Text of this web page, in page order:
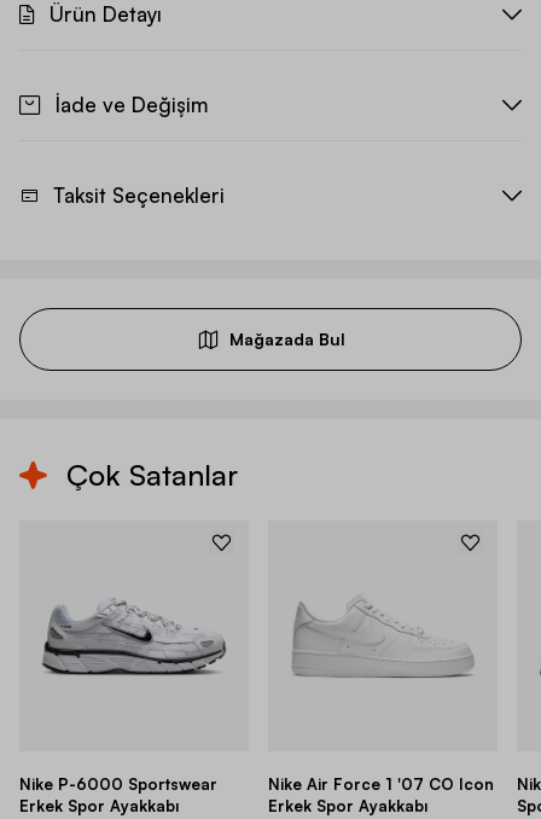
Ürün Detayı
İade ve Değişim
Taksit Seçenekleri
Mağazada Bul
Çok Satanlar
Nike P-6000 Sportswear
Erkek Spor Ayakkabı
Nike Air Force 1 '07 CO Icon
Erkek Spor Ayakkabı